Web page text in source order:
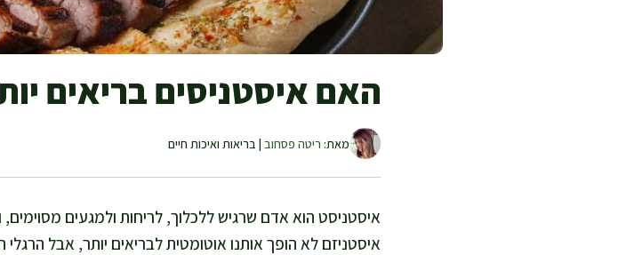
האם איסטניסים בריאים
מאת: ריטה פסחוב | בריאות ואיכות חיים
איסטניסט הוא אדם שרגיש ללכלוך, לריחות ולמגעים מסוימים,
איסטניזם לא הופך אותנו אוטומטית לבריאים יותר, אבל